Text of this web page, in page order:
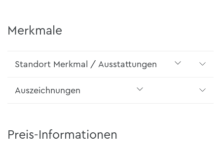
Merkmale
Standort Merkmal / Ausstattungen
Auszeichnungen
Preis-Informationen